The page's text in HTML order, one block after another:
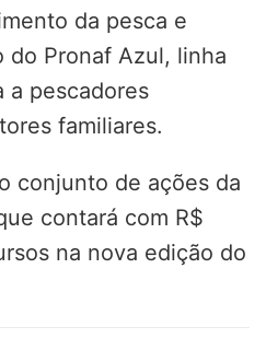
da pesca e
do Pronaf Azul, linha
a pescadores
familiares.
conjunto de ações da
contará com R$
na nova edição do